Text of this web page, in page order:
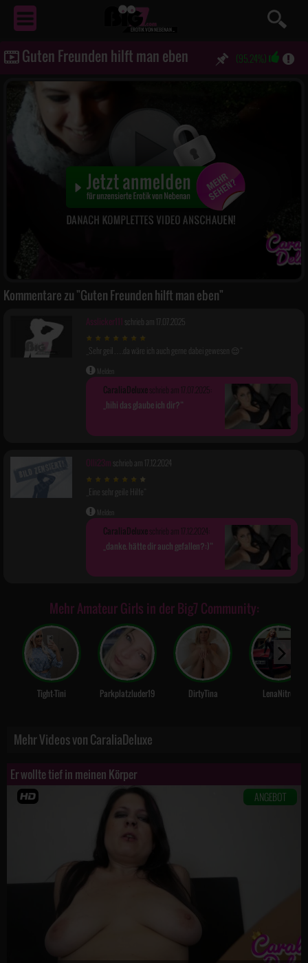
EROTIKVON NEBENAN ...
Guten Freunden hilft man eben (95.24%)
Kommentare zu "Guten Freunden hilft man eben"
Asslicker111 schrieb am 17.07.2025
Sehr geil….da wäre ich auch gerne dabei gewesen 😌
Melden
CaraliaDeluxeschrieb am 17.07.2025:
hihi das glaube ich dir?
Olli23m schrieb am 17.12.2024
Eine sehr geile Hilfe
Melden
CaraliaDeluxeschrieb am 17.12.2024:
danke. hätte dir auch gefallen?:)
Mehr Amateur Girls in der Big7 Community:
Tight-Tini Parkplatzluder19 DirtyTina LenaNitro
Mehr Videos von CaraliaDeluxe
Er wollte tief in meinen Körper
ANGEBOT